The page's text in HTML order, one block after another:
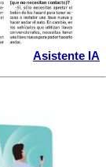
Asistente IA